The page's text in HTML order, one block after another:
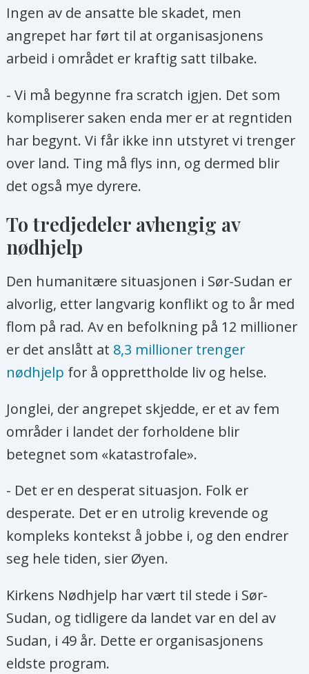
Ingen av de ansatte ble skadet, men
angrepet har ført til at organisasjonens
arbeid i området er kraftig satt tilbake.
- Vi må begynne fra scratch igjen. Det som
kompliserer saken enda mer er at regntiden
har begynt. Vi får ikke inn utstyret vi trenger
over land. Ting må flys inn, og dermed blir
det også mye dyrere.
To tredjedeler avhengig av
nødhjelp
Den humanitære situasjonen i Sør-Sudan er
alvorlig, etter langvarig konflikt og to år med
flom på rad. Av en befolkning på 12 millioner
er det anslått at 8,3 millioner trenger
nødhjelp for å opprettholde liv og helse.
Jonglei, der angrepet skjedde, er et av fem
områder i landet der forholdene blir
betegnet som «katastrofale».
- Det er en desperat situasjon. Folk er
desperate. Det er en utrolig krevende og
kompleks kontekst å jobbe i, og den endrer
seg hele tiden, sier Øyen.
Kirkens Nødhjelp har vært til stede i Sør-
Sudan, og tidligere da landet var en del av
Sudan, i 49 år. Dette er organisasjonens
eldste program.